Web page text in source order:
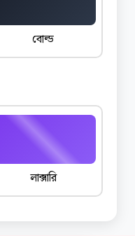
বোল্ড
লাক্সারি